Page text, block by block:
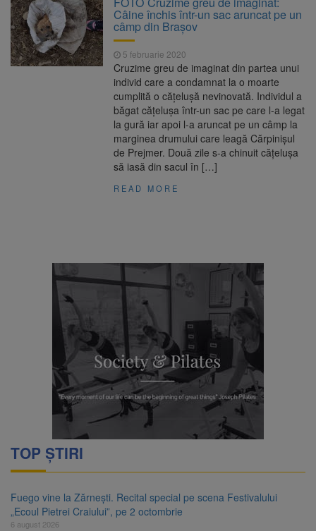
are loc între 14 și 16 august
6 august 2026
Uniunea Europeană acordă
Ucrainei încă 1,4 miliarde de euro din
veniturile activelor rusești înghețate
6 august 2026
Motorina a ajuns la 11,68 lei
Fuego vine la Zărnești.
Recital special pe scena Festivalului „Ecoul
Pietrei Craiului”, pe 2 octombrie
Câine închis într-un sac aruncat pe un
câmp din Brașov
5 februarie 2020
Cruzime greu de imaginat din partea unui
individ care a condamnat la o moarte
cumplită o cățelușă nevinovată. Individul a
băgat cățelușa într-un sac pe care l-a legat
la gură iar apoi l-a aruncat pe un câmp la
marginea drumului care leagă Cărpinișul
de Prejmer. Două zile s-a chinuit cățelușa
să iasă din sacul în […]
READ MORE
TOP ȘTIRI
Fuego vine la Zărnești. Recital special pe scena Festivalului
„Ecoul Pietrei Craiului”, pe 2 octombrie
6 august 2026